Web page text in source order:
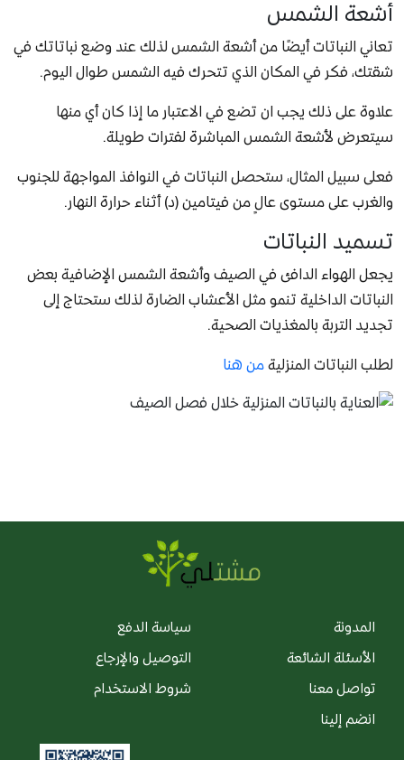
أشعة الشمس
تعاني النباتات أيضًا من أشعة الشمس لذلك عند وضع نباتاتك في
شقتك، فكر في المكان الذي تتحرك فيه الشمس طوال اليوم.
علاوة على ذلك يجب ان تضع في الاعتبار ما إذا كان أي منها
سيتعرض لأشعة الشمس المباشرة لفترات طويلة.
فعلى سبيل المثال، ستحصل النباتات في النوافذ المواجهة للجنوب
والغرب على مستوى عالٍ من فيتامين (د) أثناء حرارة النهار.
تسميد النباتات
يجعل الهواء الدافئ في الصيف وأشعة الشمس الإضافية بعض
النباتات الداخلية تنمو مثل الأعشاب الضارة لذلك ستحتاج إلى
تجديد التربة بالمغذيات الصحية.
لطلب النباتات المنزلية من هنا
المدونة
الأسئلة الشائعة
تواصل معنا
انضم إلينا
سياسة الدفع
التوصيل والإرجاع
شروط الاستخدام